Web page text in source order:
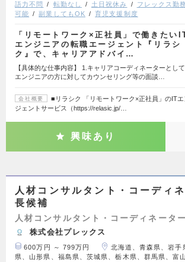
語力不問
転勤なし 土日祝休み フレックス勤
可能
副業してもOK 育児支援制度
「リモートワーク×正社員」で働きたい
エンジニアの転職エージェント『リラシ
ク』で、キャリアアドバイ…
【具体的な仕事内容】 1.キャリアコーディネーターとし
エンジニアの方に対してカウンセリング等の面談…
会社概要
■リラシク 「リモートワーク×正社員」のIT
ジェントサービス（https://relasic.jp/…
興味あり
人材コンサルタント・コーディ
長候補
人材コンサルタント・コーディネーター
株式会社プレックス
600万円 ～ 799万円
北海道、青森県、岩手
県、山形県、福島県、茨城県、栃木県、群馬県、富